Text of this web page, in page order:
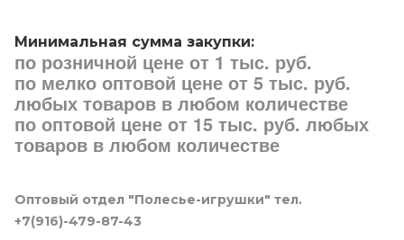
Минимальная сумма закупки:
по розничной цене от 1 тыс. руб.
по мелко оптовой цене от 5 тыс. руб.
любых товаров в любом количестве
по оптовой цене от 15 тыс. руб. любых
товаров в любом количестве
Оптовый отдел "Полесье-игрушки" тел.
+7(916)-479-87-43